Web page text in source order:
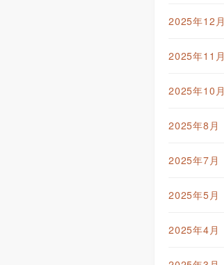
2025年12月
2025年11月
2025年10月
2025年8月
2025年7月
2025年5月
2025年4月